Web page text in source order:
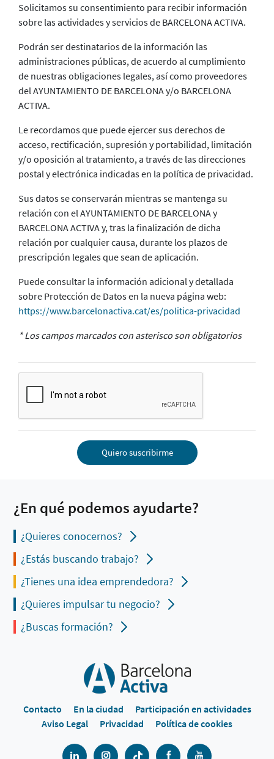
Solicitamos su consentimiento para recibir información
sobre las actividades y servicios de BARCELONA ACTIVA.
Podrán ser destinatarios de la información las
administraciones públicas, de acuerdo al cumplimiento
de nuestras obligaciones legales, así como proveedores
del AYUNTAMIENTO DE BARCELONA y/o BARCELONA
ACTIVA.
Le recordamos que puede ejercer sus derechos de
acceso, rectificación, supresión y portabilidad, limitación
y/o oposición al tratamiento, a través de las direcciones
postal y electrónica indicadas en la política de privacidad.
Sus datos se conservarán mientras se mantenga su
relación con el AYUNTAMIENTO DE BARCELONA y
BARCELONA ACTIVA y, tras la finalización de dicha
relación por cualquier causa, durante los plazos de
prescripción legales que sean de aplicación.
Puede consultar la información adicional y detallada
sobre Protección de Datos en la nueva página web:
https://www.barcelonactiva.cat/es/politica-privacidad
* Los campos marcados con asterisco son obligatorios
Quiero suscribirme
¿En qué podemos ayudarte?
¿Quieres conocernos?
¿Estás buscando trabajo?
¿Tienes una idea emprendedora?
¿Quieres impulsar tu negocio?
¿Buscas formación?
Contacto En la ciudad
Participación en actividades
Aviso Legal
Privacidad Política de cookies